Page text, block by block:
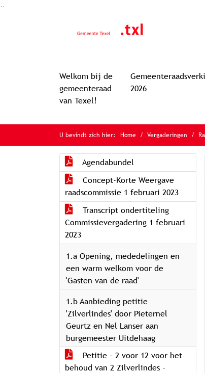
Welkom bij de
gemeenteraad
van Texel!
2026
U bevindt zich hier: Home Vergaderingen
Agendabundel
Concept-Korte Weergave
raadscommissie 1 februari 2023
Transcript ondertiteling
Commissievergadering 1 februari
2023
1.a Opening, mededelingen en
een warm welkom voor de
'Gasten van de raad'
1.b Aanbieding petitie
'Zilverlindes' door Pieternel
Geurtz en Nel Lanser aan
burgemeester Uitdehaag
Petitie - 2 voor 12 voor het
behoud van 2 Zilverlindes -